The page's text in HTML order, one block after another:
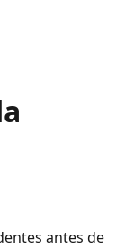
antes de